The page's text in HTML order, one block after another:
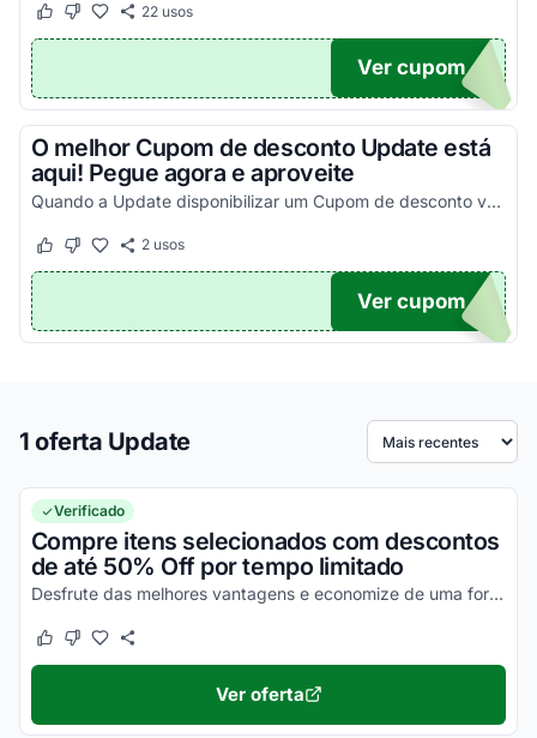
Este cupom funcionou
Este cupom não funcionou
22usos
TICO
Ver cupom
O melhor Cupom de desconto Update está
aqui! Pegue agora e aproveite
Quando a Update disponibilizar um Cupom de desconto você poderá encontrá-lo aqui!
Este cupom funcionou
Este cupom não funcionou
2usos
Ver cupom
1 oferta Update Ordenar por
Verificado
Compre itens selecionados com descontos
de até 50% Off por tempo limitado
Desfrute das melhores vantagens e economize de uma forma simples!
Este cupom funcionou
Este cupom não funcionou
Ver oferta